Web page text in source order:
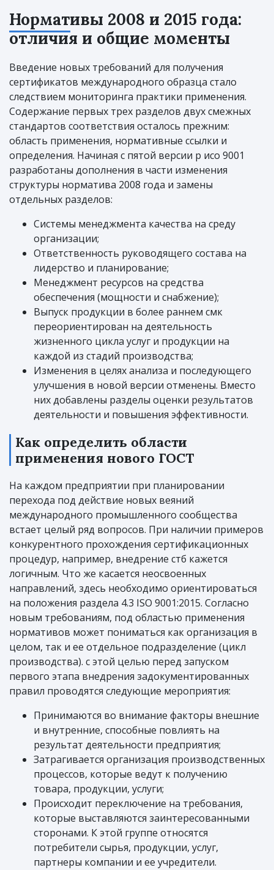
Нормативы 2008 и 2015 года:
отличия и общие моменты
Введение новых требований для получения
сертификатов международного образца стало
следствием мониторинга практики применения.
Содержание первых трех разделов двух смежных
стандартов соответствия осталось прежним:
область применения, нормативные ссылки и
определения. Начиная с пятой версии р исо 9001
разработаны дополнения в части изменения
структуры норматива 2008 года и замены
отдельных разделов:
Системы менеджмента качества на среду
организации;
Ответственность руководящего состава на
лидерство и планирование;
Менеджмент ресурсов на средства
обеспечения (мощности и снабжение);
Выпуск продукции в более раннем смк
переориентирован на деятельность
жизненного цикла услуг и продукции на
каждой из стадий производства;
Изменения в целях анализа и последующего
улучшения в новой версии отменены. Вместо
них добавлены разделы оценки результатов
деятельности и повышения эффективности.
Как определить области
применения нового ГОСТ
На каждом предприятии при планировании
перехода под действие новых веяний
международного промышленного сообщества
встает целый ряд вопросов. При наличии примеров
конкурентного прохождения сертификационных
процедур, например, внедрение стб кажется
логичным. Что же касается неосвоенных
направлений, здесь необходимо ориентироваться
на положения раздела 4.3 ISO 9001:2015. Согласно
новым требованиям, под областью применения
нормативов может пониматься как организация в
целом, так и ее отдельное подразделение (цикл
производства). с этой целью перед запуском
первого этапа внедрения задокументированных
правил проводятся следующие мероприятия:
Принимаются во внимание факторы внешние
и внутренние, способные повлиять на
результат деятельности предприятия;
Затрагивается организация производственных
процессов, которые ведут к получению
товара, продукции, услуги;
Происходит переключение на требования,
которые выставляются заинтересованными
сторонами. К этой группе относятся
потребители сырья, продукции, услуг,
партнеры компании и ее учредители.